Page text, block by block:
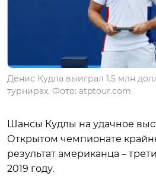
Денис Кудла выиграл 1,5 млн
турнирах. Фото: atptour.com
Шансы Кудлы на удачное
Открытом чемпионате
результат американца –
2019 году.